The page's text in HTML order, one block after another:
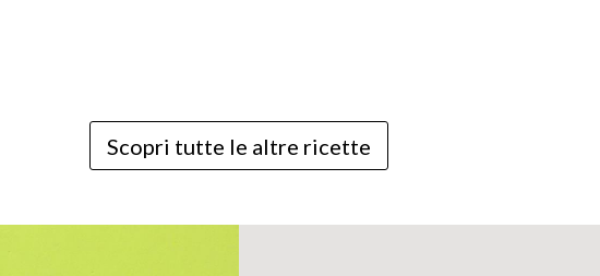
Scopri tutte le altre ricette